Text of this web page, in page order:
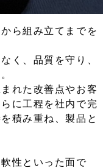
ら組み立てまでを
く、品質を守り、
れた改善点やお客
に工程を社内で完
積み重ね、製品と
性といった面で